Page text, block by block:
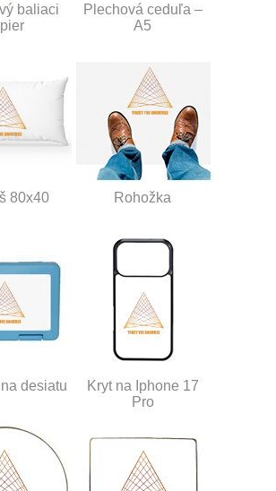
baliaci
Plechová ceduľa –
A5
80x40 Rohožka
desiatu
Kryt na Iphone 17
Pro